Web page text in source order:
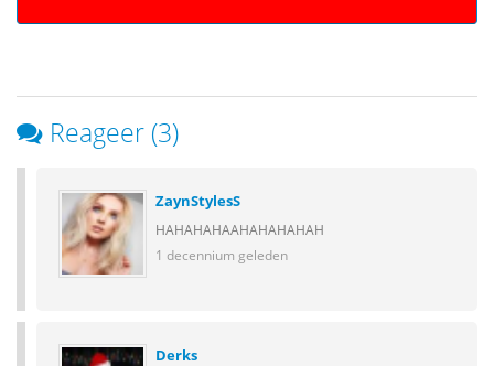
Reageer (3)
ZaynStylesS
HAHAHAHAAHAHAHAHAH
1 decennium geleden
Derks